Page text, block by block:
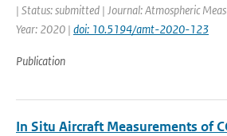
| Status: submitted | Journal: Atmospheric
Year: 2020 | doi: 10.5194/amt-2020-123
Publication
In Situ Aircraft Measurements of